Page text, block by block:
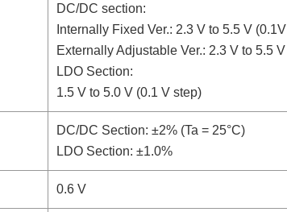
DC/DC section:
Internally Fixed Ver.: 2.3 V to 5.5 V
Externally Adjustable Ver.: 2.3 V to 5.5 V
LDO Section:
1.5 V to 5.0 V (0.1 V step)
DC/DC Section: ±2% (Ta = 25°C)
LDO Section: ±1.0%
0.6 V